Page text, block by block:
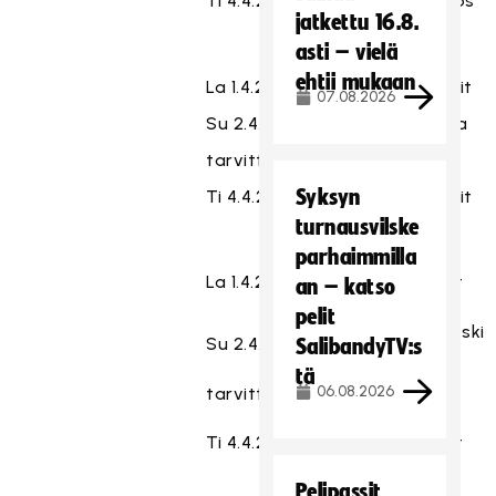
La 1.4.2017 17:00
Apassit
Su 2.4.2017
Ruoska
tarvittaessa
Ti 4.4.2017
18:30 Apassit
La 1.4.2017 17:30 Tiikerit
Su 2.4.2017 15:00
Merikoski
SBT
tarvittaessa
Ti 4.4.2017 Tiikerit
jatkettu 16.8.
asti – vielä
ehtii mukaan
07.08.2026
Syksyn
turnausvilske
parhaimmilla
an – katso
pelit
SalibandyTV:s
tä
06.08.2026